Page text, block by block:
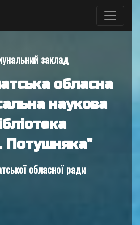
заклад
обласна
наукова
Потушняка"
обласної ради